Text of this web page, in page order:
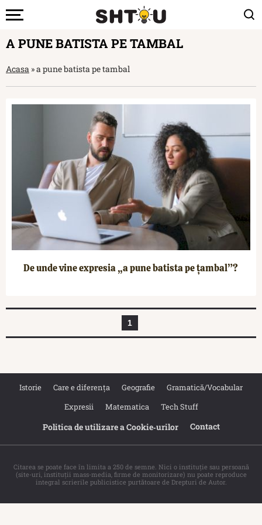
A PUNE BATISTA PE TAMBAL
Acasa »a pune batista pe tambal
De unde vine expresia „a pune batista pe țambal”?
1
Istorie Care e diferența Geografie
Gramatică/Vocabular
Expresii
Matematica Tech Stuff
Politica de utilizare a Cookie‐urilor Contact
Citarea se poate face în limita a 250 de semne. Nici o instituţie sau persoană
(site-uri, instituţii mass-media, firme de monitorizare) nu poate reproduce
integral scrierile publicistice purtătoare de Drepturi de Autor.